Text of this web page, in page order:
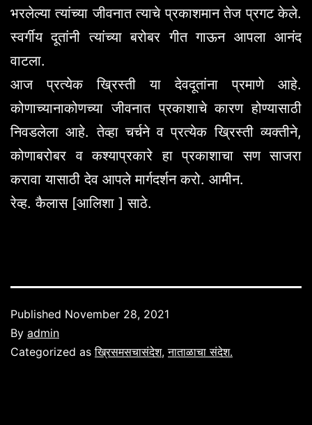
भरलेल्या त्यांच्या जीवनात त्याचे प्रकाशमान तेज प्रगट केले.
स्वर्गीय दूतांनी त्यांच्या बरोबर गीत गाऊन आपला आनंद
वाटला.
आज प्रत्येक ख्रिस्ती या देवदूतांना प्रमाणे आहे.
कोणाच्यानाकोणच्या जीवनात प्रकाशाचे कारण होण्यासाठी
निवडलेला आहे. तेव्हा चर्चने व प्रत्येक ख्रिस्ती व्यक्तीने,
कोणाबरोबर व कश्याप्रकारे हा प्रकाशाचा सण साजरा
करावा यासाठी देव आपले मार्गदर्शन करो. आमीन.
रेव्ह. कैलास [आलिशा ] साठे.
Published November 28, 2021
By admin
Categorized asख्रिसमसचासंदेश,नाताळाचा संदेश.